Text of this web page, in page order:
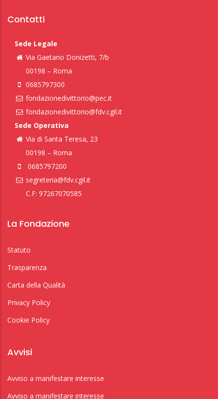
Contatti
Sede Legale
Via Gaetano Donizetti, 7/b
00198 – Roma
0685797300
fondazionedivittorio@pec.it
fondazionedivittorio@fdv.cgil.it
Sede Operativa
Via di Santa Teresa, 23
00198 – Roma
0685797200
segreteria@fdv.cgil.it
C.F: 97267070585
La Fondazione
Statuto
Trasparenza
Carta della Qualità
Privacy Policy
Cookie Policy
Avvisi
Avviso a manifestare interesse
Avviso a manifestare interesse